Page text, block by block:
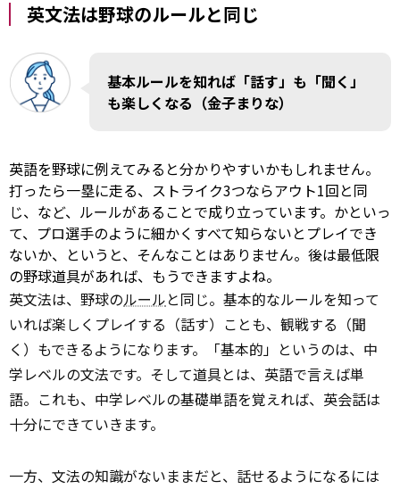
英文法は野球のルールと同じ
基本ルールを知れば「話す」も「聞く」
も楽しくなる（金子まりな）
英語を野球に例えてみると分かりやすいかもしれません。
打ったら一塁に走る、ストライク3つならアウト1回と同
じ、など、ルールがあることで成り立っています。かといっ
て、プロ選手のように細かくすべて知らないとプレイでき
ないか、というと、そんなことはありません。後は最低限
の野球道具があれば、もうできますよね。
英文法は、野球のルールと同じ。基本的なルールを知って
いれば楽しくプレイする（話す）ことも、観戦する（聞
く）もできるようになります。「基本的」というのは、中
学レベルの文法です。そして道具とは、英語で言えば単
語。これも、中学レベルの基礎単語を覚えれば、英会話は
十分にできていきます。
一方、文法の知識がないままだと、話せるようになるには